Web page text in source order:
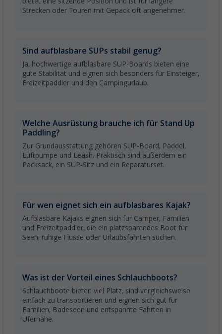
Strecken oder Touren mit Gepäck oft angenehmer.
Sind aufblasbare SUPs stabil genug?
Ja, hochwertige aufblasbare SUP-Boards bieten eine
gute Stabilität und eignen sich besonders für Einsteiger,
Freizeitpaddler und den Campingurlaub.
Welche Ausrüstung brauche ich für Stand Up
Paddling?
Zur Grundausstattung gehören SUP-Board, Paddel,
Luftpumpe und Leash. Praktisch sind außerdem ein
Packsack, ein SUP-Sitz und ein Reparaturset.
Für wen eignet sich ein aufblasbares Kajak?
Aufblasbare Kajaks eignen sich für Camper, Familien
und Freizeitpaddler, die ein platzsparendes Boot für
Seen, ruhige Flüsse oder Urlaubsfahrten suchen.
Was ist der Vorteil eines Schlauchboots?
Schlauchboote bieten viel Platz, sind vergleichsweise
einfach zu transportieren und eignen sich gut für
Familien, Badeseen und entspannte Fahrten in
Ufernähe.